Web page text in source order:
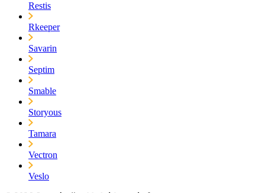
Restis
Rkeeper
Savarin
Septim
Smable
Storyous
Tamara
Vectron
Veslo